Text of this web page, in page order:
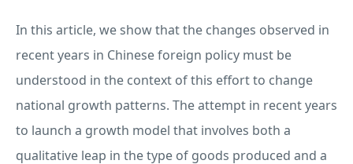
In this article, we show that the changes observed in
recent years in Chinese foreign policy must be
understood in the context of this effort to change
national growth patterns. The attempt in recent years
to launch a growth model that involves both a
qualitative leap in the type of goods produced and a